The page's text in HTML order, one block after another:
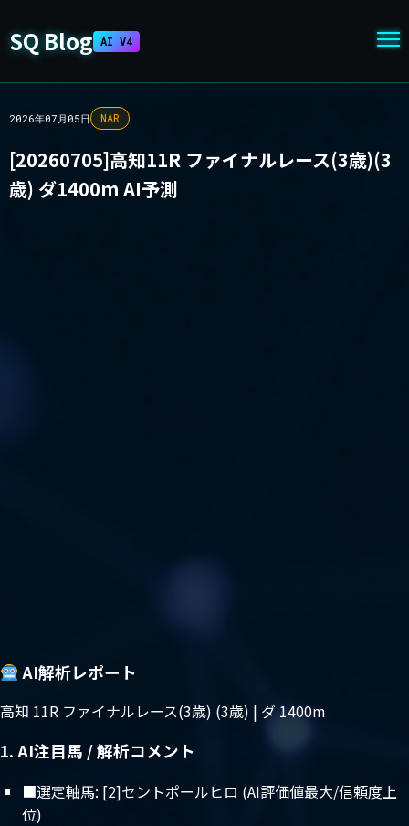
SQ Blog AI V4
2026年07月05日 NAR
[20260705]高知11R ファイナルレース(3歳)(3
歳) ダ1400m AI予測
AI解析レポート
高知 11R ファイナルレース(3歳) (3歳) | ダ 1400m
1. AI注目馬 / 解析コメント
■選定軸馬: [2]セントポールヒロ (AI評価値最大/信頼度上
位)